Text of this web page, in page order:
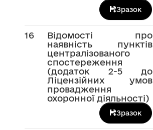
Зразок
16
Відомості про
наявність пунктів
централізованого
спостереження
(додаток 2-5 до
Ліцензійних умов
провадження
охоронної діяльності)
Зразок